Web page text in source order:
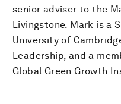
senior adviser to the
Livingstone. Mark is a
University of
Leadership, and a
Global Green Growth